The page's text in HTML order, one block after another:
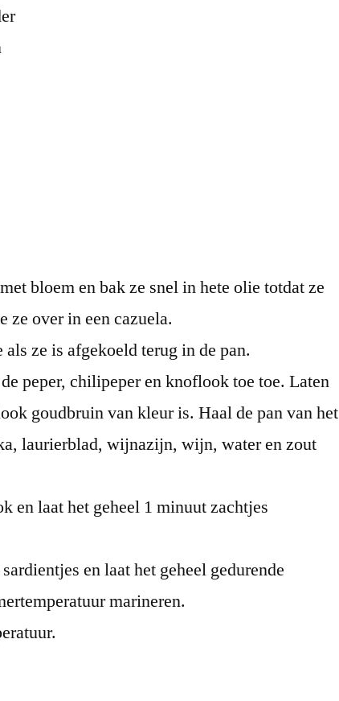
bloem en bak ze snel in hete olie totdat ze
ze over in een cazuela.
ze is afgekoeld terug in de pan.
peper, chilipeper en knoflook toe toe. Laten
goudbruin van kleur is. Haal de pan van het
laurierblad, wijnazijn, wijn, water en zout
en laat het geheel 1 minuut zachtjes
en laat het geheel gedurende
marineren.